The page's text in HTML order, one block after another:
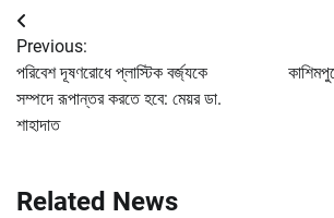
Post
navigation
Previous:
পরিবেশ দূষণরোধে প্লাস্টিক বর্জ্যকে
সম্পদে রূপান্তর করতে হবে: মেয়র ডা.
শাহাদাত
Related News